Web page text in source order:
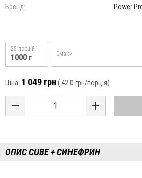
Бренд:
Power
25 порцій
1000 г Смаки
Ціна: 1 049 грн (42.0 грн/порція)
ОПИС CUBE + СИНЕФРИН